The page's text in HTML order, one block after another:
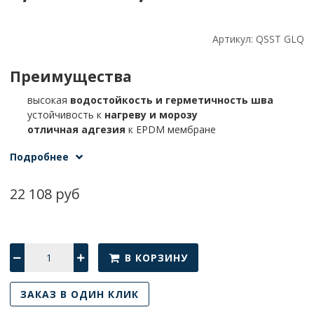
Артикул: QSST GLQ
Преимущества
высокая водостойкость и герметичность шва
устойчивость к нагреву и морозу
отличная адгезия к EPDM мембране
простой и быстрый монтаж
Хранить в оригинальной упаковке в
Подробнее
22 108 руб
В КОРЗИНУ
ЗАКАЗ В ОДИН КЛИК